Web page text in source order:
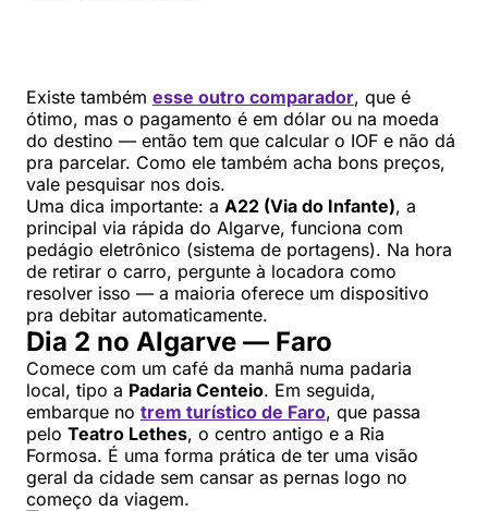
Existe também esse outro comparador, que é
ótimo, mas o pagamento é em dólar ou na moeda
do destino — então tem que calcular o IOF e não dá
pra parcelar. Como ele também acha bons preços,
vale pesquisar nos dois.
Uma dica importante: a A22 (Via do Infante), a
principal via rápida do Algarve, funciona com
pedágio eletrônico (sistema de portagens). Na hora
de retirar o carro, pergunte à locadora como
resolver isso — a maioria oferece um dispositivo
pra debitar automaticamente.
Dia 2 no Algarve — Faro
Comece com um café da manhã numa padaria
local, tipo a Padaria Centeio. Em seguida,
embarque no trem turístico de Faro, que passa
pelo Teatro Lethes, o centro antigo e a Ria
Formosa. É uma forma prática de ter uma visão
geral da cidade sem cansar as pernas logo no
começo da viagem.